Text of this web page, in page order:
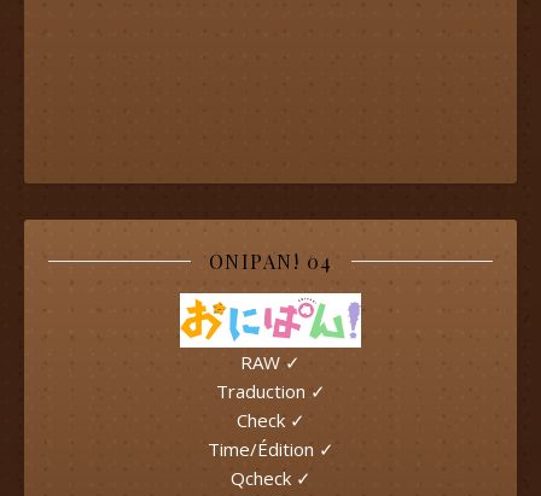
ONIPAN! 04
RAW ✓
Traduction ✓
Check ✓
Time/Édition ✓
Qcheck ✓